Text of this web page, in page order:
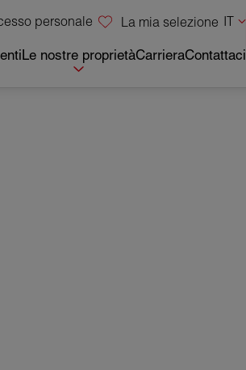
personale La mia selezione IT
Le nostre proprietàCarrieraContattaci